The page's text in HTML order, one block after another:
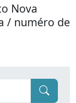
Nova
/ numéro de